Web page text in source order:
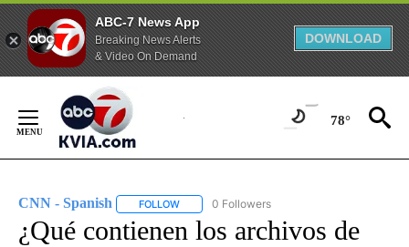
ABC-7 News App
Breaking News Alerts
& Video On Demand
DOWNLOAD
Content
78°
CNN - Spanish FOLLOW FOLLOW "CNN - SPANISH" TO RECEIVE
0 Followers
¿Qué contienen los archivos de